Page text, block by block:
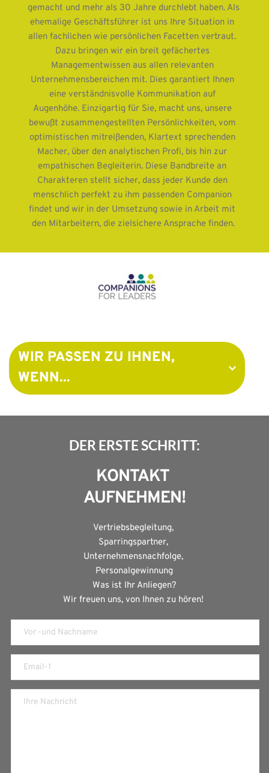
gemacht und mehr als 30 Jahre durchlebt haben. Als
ehemalige Geschäftsführer ist uns Ihre Situation in
allen fachlichen wie persönlichen Facetten vertraut.
Dazu bringen wir ein breit gefächertes
Managementwissen aus allen relevanten
Unternehmensbereichen mit. Dies garantiert Ihnen
eine verständnisvolle Kommunikation auf
Augenhöhe. Einzigartig für Sie, macht uns, unsere
bewußt zusammengestellten Persönlichkeiten, vom
optimistischen mitreißenden, Klartext sprechenden
Macher, über den analytischen Profi, bis hin zur
empathischen Begleiterin. Diese Bandbreite an
Charakteren stellt sicher, dass jeder Kunde den
menschlich perfekt zu ihm passenden Companion
findet und wir in der Umsetzung sowie in Arbeit mit
den Mitarbeitern, die zielsichere Ansprache finden.
WIR PASSEN ZU IHNEN,
WENN...
Sie Klartext-Kommunikation auf Augenhöhe
Sie es satt haben, als Einzelkämpfer zu agieren
Sie bereit sind, Ihre Komfortzone zu verlassen
Sie Lebensqualitätssteigerung als Währung
Sie Ihre Mitarbeiter fördern möchten
Sie mehr wollen als Papierkonzepte
Sie nachhaltige Ergebnisse erzielen möchten
DER ERSTE SCHRITT:
KONTAKT
AUFNEHMEN!
Vertriebsbegleitung,
Sparringspartner,
Unternehmensnachfolge,
Personalgewinnung
Was ist Ihr Anliegen?
Wir freuen uns, von Ihnen zu hören!